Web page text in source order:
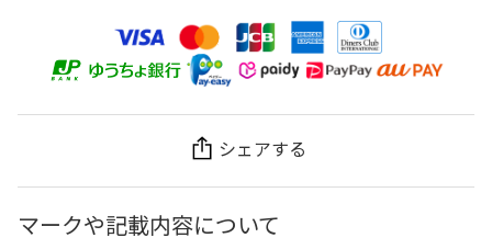
シェアする
マークや記載内容について